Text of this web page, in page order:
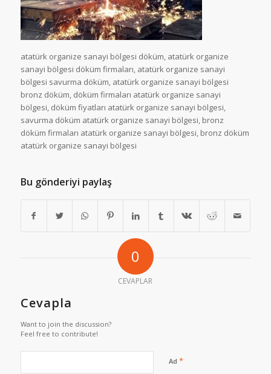
atatürk organize sanayi bölgesi döküm, atatürk organize
sanayi bölgesi döküm firmaları, atatürk organize sanayi
bölgesi savurma döküm, atatürk organize sanayi bölgesi
bronz döküm, döküm firmaları atatürk organize sanayi
bölgesi, döküm fiyatları atatürk organize sanayi bölgesi,
savurma döküm atatürk organize sanayi bölgesi, bronz
döküm firmaları atatürk organize sanayi bölgesi, bronz döküm
atatürk organize sanayi bölgesi
Bu gönderiyi paylaş
0
CEVAPLAR
Cevapla
Want to join the discussion?
Feel free to contribute!
Ad *